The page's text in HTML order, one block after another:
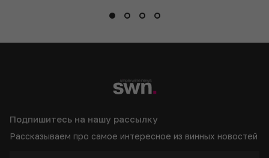
Подпишитесь на нашу рассылку
Рассказываем про самое интересное из винных новостей